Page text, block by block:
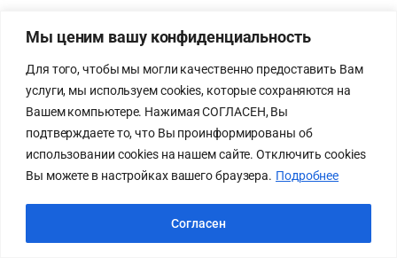
Мы ценим вашу конфиденциальность
Для того, чтобы мы могли качественно предоставить Вам
услуги, мы используем cookies, которые сохраняются на
Вашем компьютере. Нажимая СОГЛАСЕН, Вы
подтверждаете то, что Вы проинформированы об
использовании cookies на нашем сайте. Отключить cookies
Вы можете в настройках вашего браузера. Подробнее
Согласен